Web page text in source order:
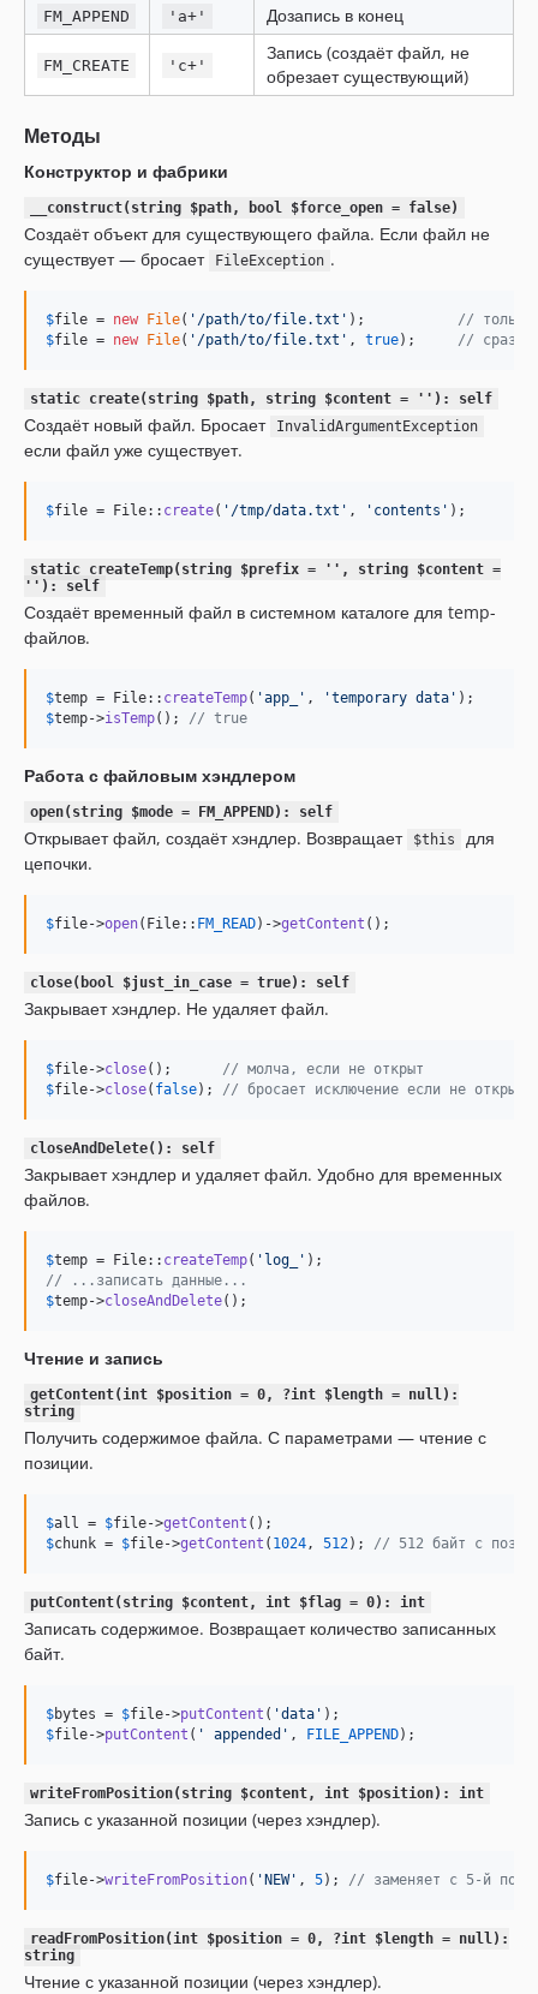
FM_APPEND 'a+' Дозапись в конец
FM_CREATE 'c+'
Запись (создаёт файл, не
обрезает существующий)
Методы
Конструктор и фабрики
__construct(string $path, bool $force_open = false)
Создаёт объект для существующего файла. Если файл не
существует — бросает
FileException .
$file = new File( ' /path/to/file.txt ' ); // только
$file = new File( ' /path/to/file.txt ' , true); // сразу
static create(string $path, string $content = ''): self
Создаёт новый файл. Бросает InvalidArgumentException
если файл уже существует.
$file = File:: create( ' /tmp/data.txt ' , ' contents ' );
static createTemp(string $prefix = '', string $content =
''): self
Создаёт временный файл в системном каталоге для temp-
файлов.
$temp = File:: createTemp( 'app_ ' , 'temporary data '
$temp->isTemp(); // true
Работа с файловым хэндлером
open(string $mode = FM_APPEND): self
Открывает файл, создаёт хэндлер. Возвращает $this
для
цепочки.
$file->open(File:: FM_READ)->getContent ();
close(bool $just_in_case = true): self
Закрывает хэндлер. Не удаляет файл.
$file->close(); // молча, если не открыт
$file->close( false); // бросает исключение если не открыт
closeAndDelete(): self
Закрывает хэндлер и удаляет файл. Удобно для временных
файлов.
$temp = File:: createTemp( ' log_ '
// ...записать данные...
$temp->closeAndDelete();
Чтение и запись
getContent(int $position = 0, ?int $length = null):
string
Получить содержимое файла. С параметрами — чтение с
позиции.
$all = $file->getContent
$chunk = $file->getContent ( 1024, 512); // 512 байт с
putContent(string $content, int $flag = 0): int
Записать содержимое. Возвращает количество записанных
байт.
$bytes = $file->putContent ( 'data '
$file->putContent ( ' appended ' , FILE_APPEND);
writeFromPosition(string $content, int $position): int
Запись с указанной позиции (через хэндлер).
$file->writeFromPosition( ' NEW' , 5); // заменяет с 5-й
readFromPosition(int $position = 0, ?int $length = null):
string
Чтение с указанной позиции (через хэндлер).